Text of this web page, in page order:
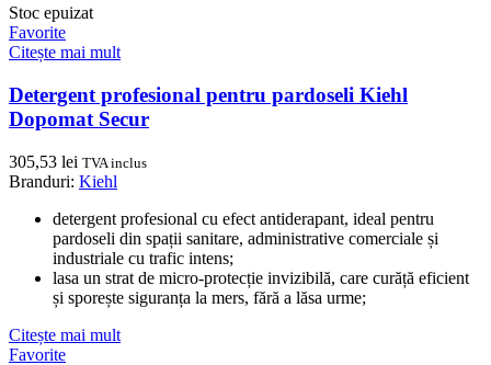
Stoc epuizat
Favorite
Citește mai mult
Detergent profesional pentru pardoseli Kiehl
Dopomat Secur
305,53 lei TVA inclus
Branduri: Kiehl
detergent profesional cu efect antiderapant, ideal pentru
pardoseli din spații sanitare, administrative comerciale și
industriale cu trafic intens;
lasa un strat de micro-protecție invizibilă, care curăță eficient
și sporește siguranța la mers, fără a lăsa urme;
Citește mai mult
Favorite